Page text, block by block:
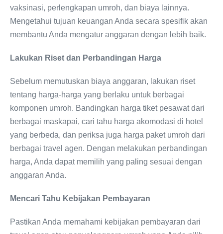
vaksinasi, perlengkapan umroh, dan biaya lainnya.
Mengetahui tujuan keuangan Anda secara spesifik akan
membantu Anda mengatur anggaran dengan lebih baik.
Lakukan Riset dan Perbandingan Harga
Sebelum memutuskan biaya anggaran, lakukan riset
tentang harga-harga yang berlaku untuk berbagai
komponen umroh. Bandingkan harga tiket pesawat dari
berbagai maskapai, cari tahu harga akomodasi di hotel
yang berbeda, dan periksa juga harga paket umroh dari
berbagai travel agen. Dengan melakukan perbandingan
harga, Anda dapat memilih yang paling sesuai dengan
anggaran Anda.
Mencari Tahu Kebijakan Pembayaran
Pastikan Anda memahami kebijakan pembayaran dari